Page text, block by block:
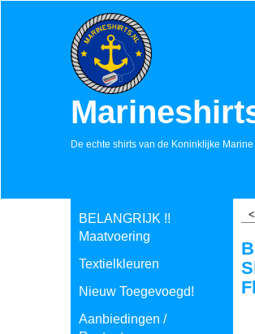
De echte shirts van de Koninklijke
BELANGRIJK !!
Maatvoering
Textielkleuren
Nieuw Toegevoegd!
Aanbiedingen /